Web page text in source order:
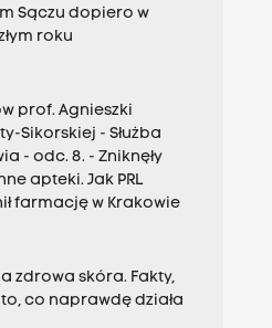
Sączu dopiero w
roku
prof. Agnieszki
Sikorskiej - Służba
- odc. 8. - Zniknęły
apteki. Jak PRL
farmację w Krakowie
zdrowa skóra. Fakty,
co naprawdę działa